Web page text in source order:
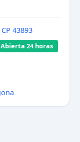
CP 43893
Abierta 24 horas